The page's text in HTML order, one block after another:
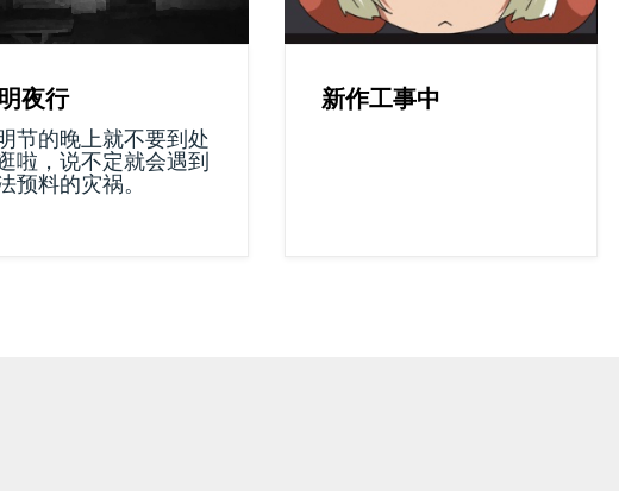
夜行
节的晚上就不要到处
啦，说不定就会遇到
预料的灾祸。
新作工事中